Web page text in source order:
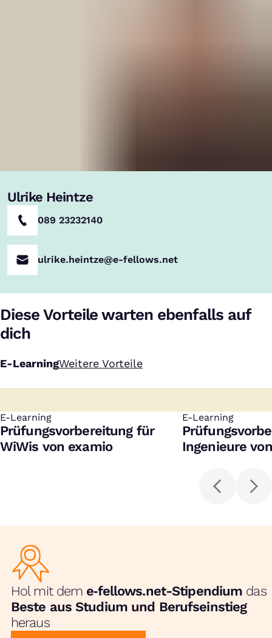
Ulrike Heintze
089 23232140
ulrike.heintze@e-fellows.net
Diese Vorteile warten ebenfalls auf
dich
E-LearningWeitere Vorteile
E-Learning
:
Prüfungsvorbereitung für
WiWis von examio
E-Learning
:
Ingenieure
Hol mit dem e‑fellows.net-Stipendium das
Beste aus Studium und Berufseinstieg
heraus